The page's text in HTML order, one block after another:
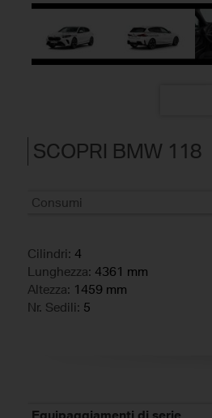
SCOPRI BMW 118
Consumi
Cilindri: 4
Lunghezza: 4361 mm
Altezza: 1459 mm
Nr. Sedili: 5